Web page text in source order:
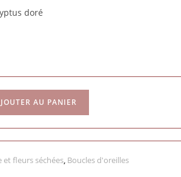
doré
AU PANIER
et fleurs séchées, Boucles d'oreilles